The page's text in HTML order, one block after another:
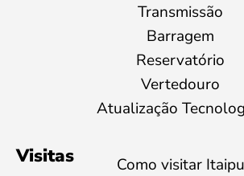
Transmissão
Barragem
Reservatório
Vertedouro
Atualização
Visitas
Como visitar Itaipu